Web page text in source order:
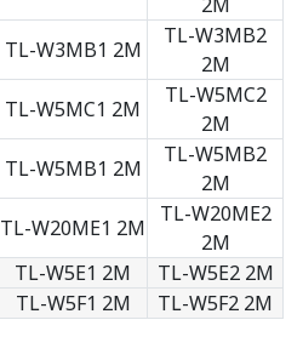
TL-W3MB1 2M
TL-W3MB2
2M
TL-W5MC1 2M
TL-W5MC2
2M
TL-W5MB1 2M
TL-W5MB2
2M
TL-W20ME1 2M
TL-W20ME2
2M
TL-W5E1 2M
TL-W5E2 2M
TL-W5F1 2M TL-W5F2 2M